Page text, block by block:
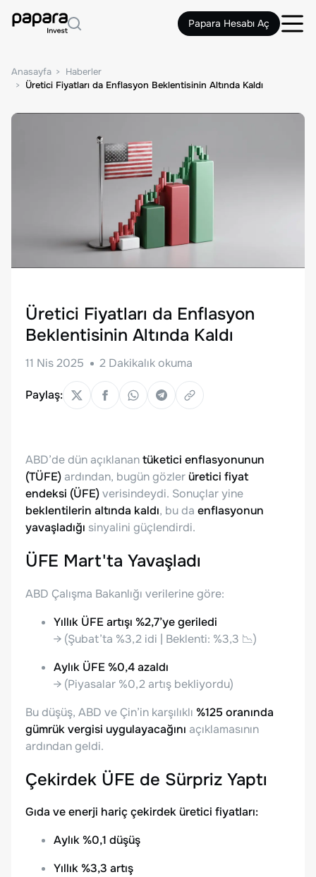
Papara Hesabı Aç
Anasayfa
Haberler
Üretici Fiyatları da Enflasyon Beklentisinin Altında Kaldı
Üretici Fiyatları da Enflasyon
Beklentisinin Altında Kaldı
11 Nis 2025 2 Dakikalık okuma
Paylaş:
ABD’de dün açıklanantüketici enflasyonunun
(TÜFE) ardından, bugün gözler üretici fiyat
endeksi (ÜFE)verisindeydi. Sonuçlar yine
beklentilerin altında kaldı, bu da enflasyonun
yavaşladığı sinyalini güçlendirdi.
ÜFE Mart'ta Yavaşladı
ABD Çalışma Bakanlığı verilerine göre:
Yıllık ÜFE artışı %2,7’ye geriledi
→ (Şubat’ta %3,2 idi | Beklenti: %3,3 📉)
Aylık ÜFE %0,4 azaldı
→ (Piyasalar %0,2 artış bekliyordu)
Bu düşüş, ABD ve Çin’in karşılıklı %125 oranında
gümrük vergisi uygulayacağını açıklamasının
ardından geldi.
Çekirdek ÜFE de Sürpriz Yaptı
Gıda ve enerji hariç çekirdek üretici fiyatları:
Aylık %0,1 düşüş
Yıllık %3,3 artış